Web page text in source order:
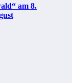
am 8.